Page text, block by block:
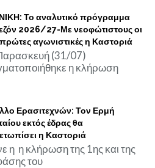
Το αναλυτικό πρόγραμμα
2026/27-Με νεοφώτιστους οι
πρώτες αγωνιστικές η Καστοριά
(31/07)
η κλήρωση
Ερασιτεχνών: Τον Ερμή
εκτός έδρας θα
η Καστοριά
η η κλήρωση της 1ης και της
του